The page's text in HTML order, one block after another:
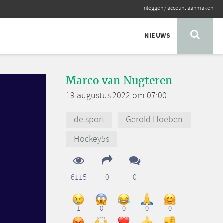
inloggen/account aanmaken
NIEUWS
Marco van Nugteren
19 augustus 2022 om 07:00
de sport
Gerold Hoeben
Hockey5s
6115 0 0
1 0 0 0 0